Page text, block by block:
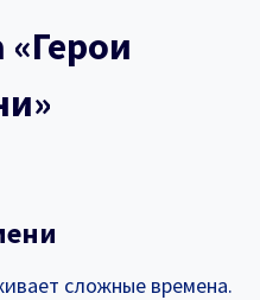
сложные времена.